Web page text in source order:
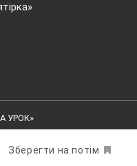
Зберегти на потім
УРОК»